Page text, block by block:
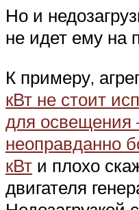
Но и
не идет ему на
К примеру,
кВт не стоит
для освещения
неоправданно
кВт и плохо
двигателя